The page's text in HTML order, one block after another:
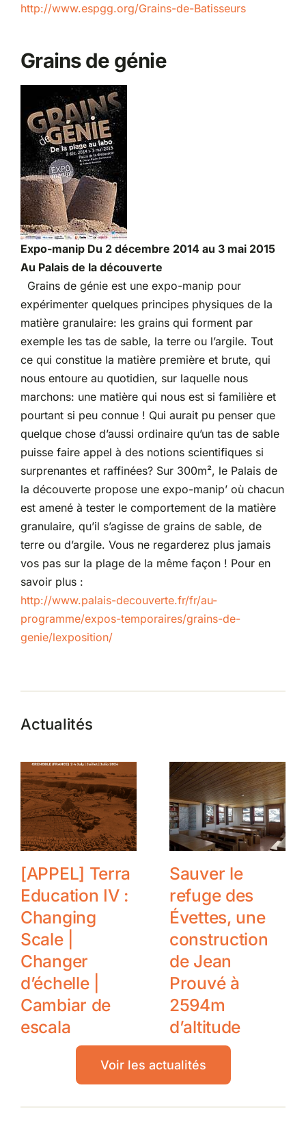
http://www.espgg.org/Grains-de-Batisseurs
Grains de génie
Expo-manip Du 2 décembre 2014 au 3 mai 2015
Au Palais de la découverte
Grains de génie est une expo-manip pour
expérimenter quelques principes physiques de la
matière granulaire: les grains qui forment par
exemple les tas de sable, la terre ou l’argile. Tout
ce qui constitue la matière première et brute, qui
nous entoure au quotidien, sur laquelle nous
marchons: une matière qui nous est si familière et
pourtant si peu connue ! Qui aurait pu penser que
quelque chose d’aussi ordinaire qu’un tas de sable
puisse faire appel à des notions scientifiques si
surprenantes et raffinées? Sur 300m², le Palais de
la découverte propose une expo-manip’ où chacun
est amené à tester le comportement de la matière
granulaire, qu’il s’agisse de grains de sable, de
terre ou d’argile. Vous ne regarderez plus jamais
vos pas sur la plage de la même façon ! Pour en
savoir plus :
http://www.palais-decouverte.fr/fr/au-
programme/expos-temporaires/grains-de-
genie/lexposition/
Actualités
[APPEL] Terra
Education IV :
Changing
Scale |
Changer
d’échelle |
Cambiar de
escala
Sauver le
refuge des
Évettes, une
construction
de Jean
Prouvé à
2594m
d’altitude
Voir les actualités